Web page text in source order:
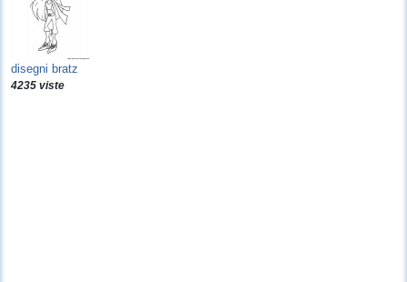
disegni bratz
4235 viste